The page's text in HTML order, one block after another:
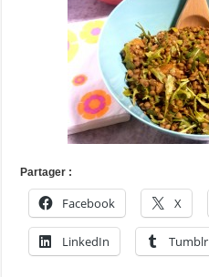
Partager :
Facebook X
LinkedIn Tumblr